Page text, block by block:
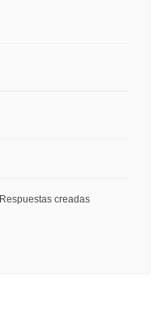
Respuestas creadas